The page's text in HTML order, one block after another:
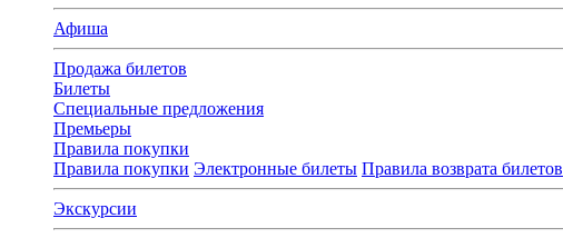
Афиша
Продажа билетов
Билеты
Специальные предложения
Премьеры
Правила покупки
Правила покупки Электронные билеты Правила возврата билетов
Экскурсии